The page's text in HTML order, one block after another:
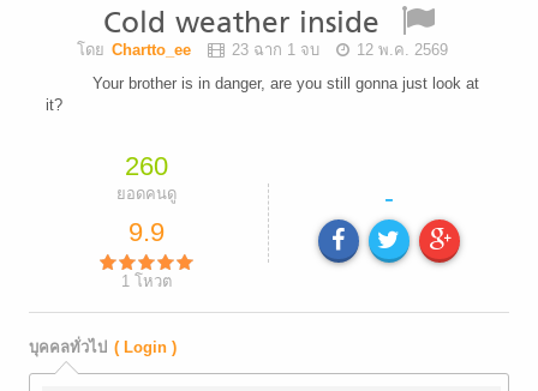
Cold weather inside
โดย Chartto_ee 23 ฉาก 1 จบ
12 พ.ค. 2569
Your brother is in danger, are you still gonna just look at
it?
260
ยอดคนดู
9.9
1โหวต
-
บุคคลทั่วไป ( Login )